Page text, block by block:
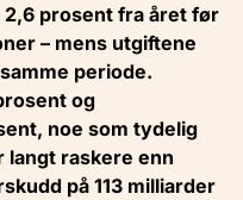
prosent fra året før
– mens utgiftene
periode.
og
noe som tydelig
raskere enn
på 113 milliarder